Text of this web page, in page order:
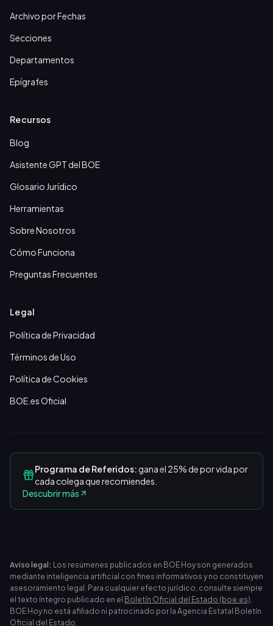
Archivo por Fechas
Secciones
Departamentos
Epígrafes
Recursos
Blog
Asistente GPT del BOE
Glosario Jurídico
Herramientas
Sobre Nosotros
Cómo Funciona
Preguntas Frecuentes
Legal
Política de Privacidad
Términos de Uso
Política de Cookies
BOE.es Oficial
Programa de Referidos:gana el 25% de por vida por
cada colega que recomiendes.
Descubrir más
Aviso legal: Los resúmenes publicados en BOE Hoy son generados
mediante inteligencia artificial con fines informativos y no constituyen
asesoramiento legal. Para cualquier efecto jurídico, consulte siempre
el texto íntegro publicado en el Boletín Oficial del Estado (boe.es).
BOE Hoy no está afiliado ni patrocinado por la Agencia Estatal Boletín
Oficial del Estado.